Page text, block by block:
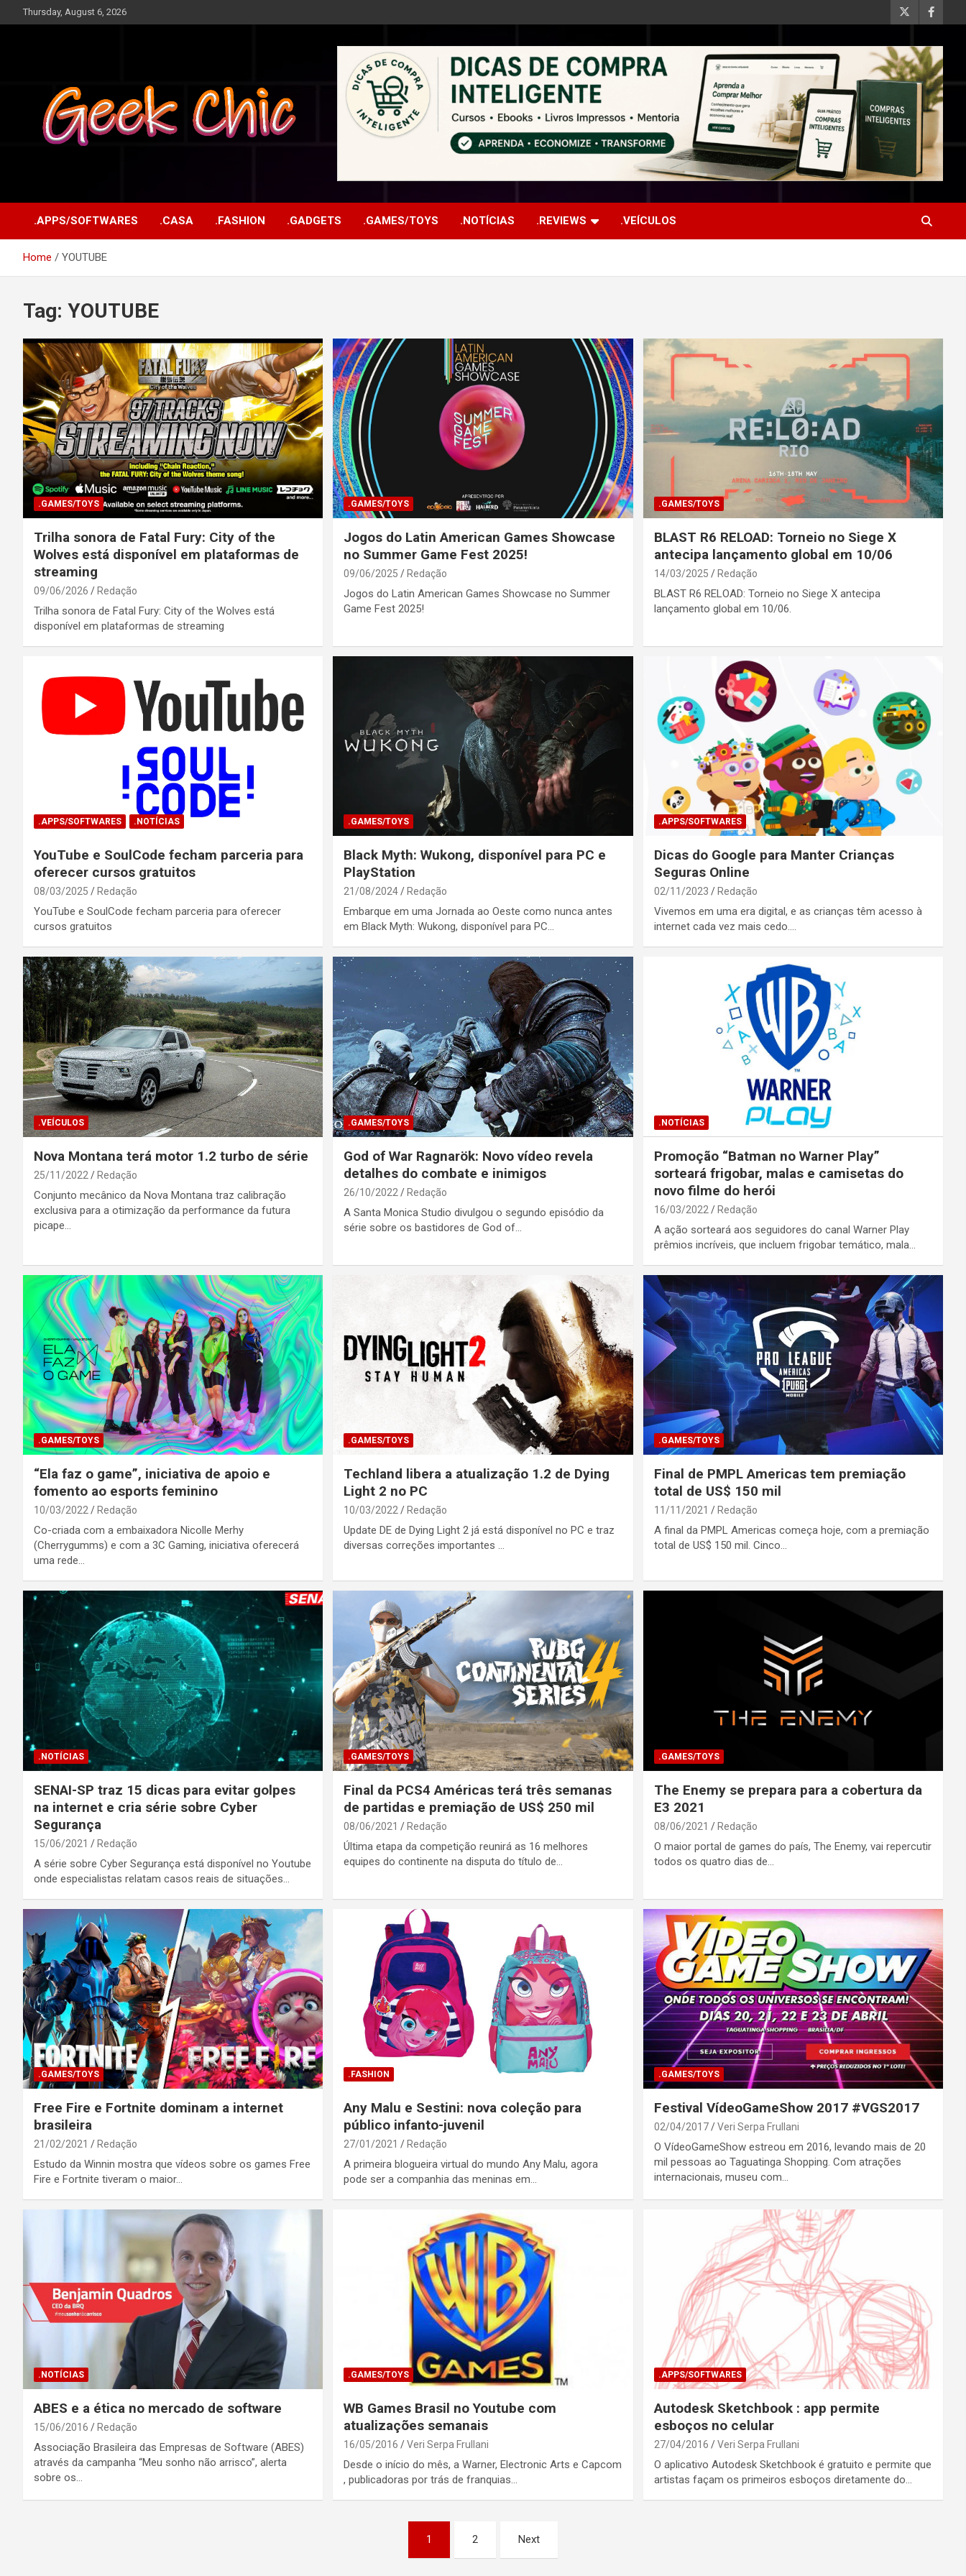
to
Thursday, August 6, 2026
.APPS/SOFTWARES .CASA .FASHION .GADGETS .GAMES/TOYS .NOTÍCIAS .REVIEWS .VEÍCULOS
Home YOUTUBE
Tag: YOUTUBE
.GAMES/TOYS
Trilha sonora de Fatal Fury: City of the
Wolves está disponível em plataformas de
streaming
09/06/2026 Redação
Trilha sonora de Fatal Fury: City of the Wolves está
disponível em plataformas de streaming
.GAMES/TOYS
Jogos do Latin American Games Showcase
no Summer Game Fest 2025!
09/06/2025 Redação
Jogos do Latin American Games Showcase no Summer
Game Fest 2025!
.GAMES/TOYS
BLAST R6 RELOAD: Torneio no Siege X
antecipa lançamento global em 10/06
14/03/2025 Redação
BLAST R6 RELOAD: Torneio no Siege X antecipa
lançamento global em 10/06.
.APPS/SOFTWARES .NOTÍCIAS
YouTube e SoulCode fecham parceria para
oferecer cursos gratuitos
08/03/2025 Redação
YouTube e SoulCode fecham parceria para oferecer
cursos gratuitos
.GAMES/TOYS
Black Myth: Wukong, disponível para PC e
PlayStation
21/08/2024 Redação
Embarque em uma Jornada ao Oeste como nunca antes
em Black Myth: Wukong, disponível para PC…
.APPS/SOFTWARES
Dicas do Google para Manter Crianças
Seguras Online
02/11/2023 Redação
Vivemos em uma era digital, e as crianças têm acesso à
internet cada vez mais cedo.…
.VEÍCULOS
Nova Montana terá motor 1.2 turbo de série
25/11/2022 Redação
Conjunto mecânico da Nova Montana traz calibração
exclusiva para a otimização da performance da futura
picape…
.GAMES/TOYS
God of War Ragnarök: Novo vídeo revela
detalhes do combate e inimigos
26/10/2022 Redação
A Santa Monica Studio divulgou o segundo episódio da
série sobre os bastidores de God of…
.NOTÍCIAS
Promoção “Batman no Warner Play”
sorteará frigobar, malas e camisetas do
novo filme do herói
16/03/2022 Redação
A ação sorteará aos seguidores do canal Warner Play
prêmios incríveis, que incluem frigobar temático, mala…
.GAMES/TOYS
“Ela faz o game”, iniciativa de apoio e
fomento ao esports feminino
10/03/2022 Redação
Co-criada com a embaixadora Nicolle Merhy
(Cherrygumms) e com a 3C Gaming, iniciativa oferecerá
uma rede…
.GAMES/TOYS
Techland libera a atualização 1.2 de Dying
Light 2 no PC
10/03/2022 Redação
Update DE de Dying Light 2 já está disponível no PC e traz
diversas correções importantes …
.GAMES/TOYS
Final de PMPL Americas tem premiação
total de US$ 150 mil
11/11/2021 Redação
A final da PMPL Americas começa hoje, com a premiação
total de US$ 150 mil. Cinco…
.NOTÍCIAS
SENAI-SP traz 15 dicas para evitar golpes
na internet e cria série sobre Cyber
Segurança
15/06/2021 Redação
A série sobre Cyber Segurança está disponível no Youtube
onde especialistas relatam casos reais de situações…
.GAMES/TOYS
Final da PCS4 Américas terá três semanas
de partidas e premiação de US$ 250 mil
08/06/2021 Redação
Última etapa da competição reunirá as 16 melhores
equipes do continente na disputa do título de…
.GAMES/TOYS
The Enemy se prepara para a cobertura da
E3 2021
08/06/2021 Redação
O maior portal de games do país, The Enemy, vai repercutir
todos os quatro dias de…
.GAMES/TOYS
Free Fire e Fortnite dominam a internet
brasileira
21/02/2021 Redação
Estudo da Winnin mostra que vídeos sobre os games Free
Fire e Fortnite tiveram o maior…
.FASHION
Any Malu e Sestini: nova coleção para
público infanto-juvenil
27/01/2021 Redação
A primeira blogueira virtual do mundo Any Malu, agora
pode ser a companhia das meninas em…
.GAMES/TOYS
Festival VídeoGameShow 2017 #VGS2017
02/04/2017 Veri Serpa Frullani
O VídeoGameShow estreou em 2016, levando mais de 20
mil pessoas ao Taguatinga Shopping. Com atrações
internacionais, museu com…
.NOTÍCIAS
ABES e a ética no mercado de software
15/06/2016 Redação
Associação Brasileira das Empresas de Software (ABES)
através da campanha “Meu sonho não arrisco”, alerta
sobre os…
.GAMES/TOYS
WB Games Brasil no Youtube com
atualizações semanais
16/05/2016 Veri Serpa Frullani
Desde o início do mês, a Warner, Electronic Arts e Capcom
, publicadoras por trás de franquias…
.APPS/SOFTWARES
Autodesk Sketchbook : app permite
esboços no celular
27/04/2016 Veri Serpa Frullani
O aplicativo Autodesk Sketchbook é gratuito e permite que
artistas façam os primeiros esboços diretamente do…
1 2 Next